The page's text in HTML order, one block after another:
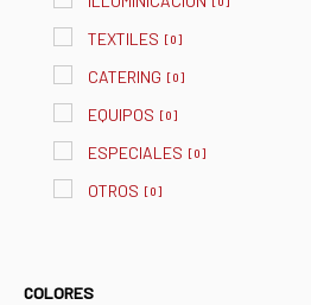
TEXTILES [0]
CATERING [0]
EQUIPOS [0]
ESPECIALES [0]
OTROS [0]
COLORES